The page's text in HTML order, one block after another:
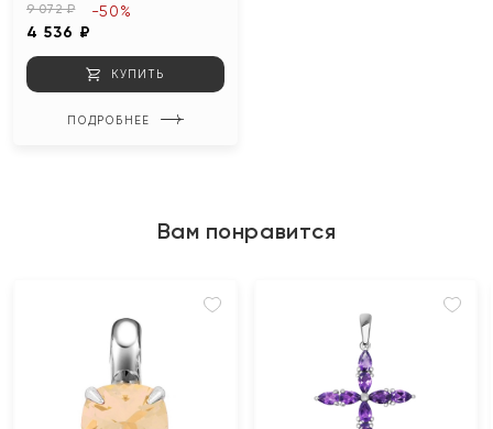
9 072 ₽
4 536 ₽
-50%
КУПИТЬ
ПОДРОБНЕЕ
Вам понравится